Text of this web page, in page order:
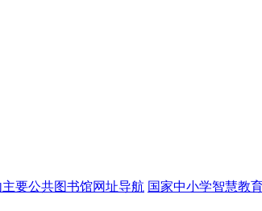
主要公共图书馆网址导航 国家中小学智慧教